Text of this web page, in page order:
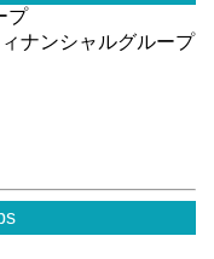
プ
ナンシャルグループ